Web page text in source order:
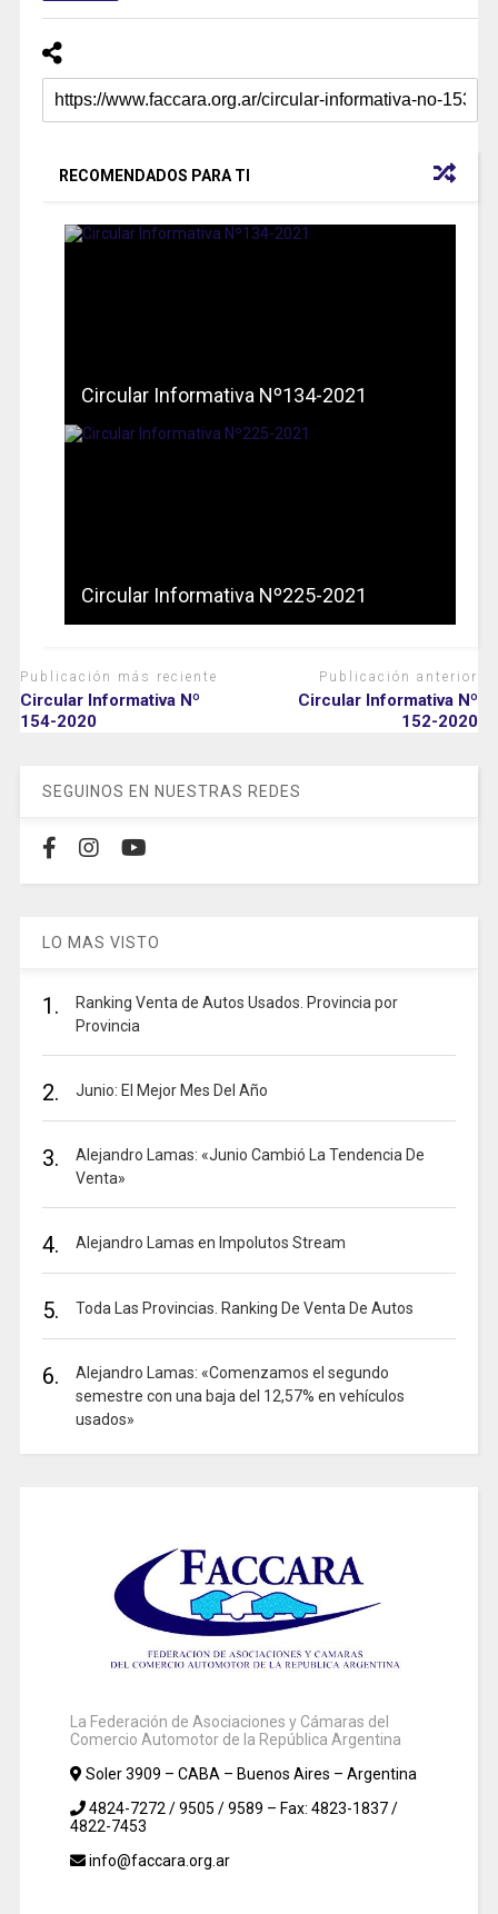
RECOMENDADOS PARA TI
Circular Informativa Nº134-2021
Circular Informativa Nº225-2021
Publicación más reciente
Circular Informativa Nº
154-2020
Publicación anterior
Circular Informativa Nº
152-2020
SEGUINOS EN NUESTRAS REDES
LO MAS VISTO
1.
Ranking Venta de Autos Usados. Provincia por
Provincia
2. Junio: El Mejor Mes Del Año
3.
Alejandro Lamas: «Junio Cambió La Tendencia De
Venta»
4. Alejandro Lamas en Impolutos Stream
5. Toda Las Provincias. Ranking De Venta De Autos
6.
Alejandro Lamas: «Comenzamos el segundo
semestre con una baja del 12,57% en vehículos
usados»
La Federación de Asociaciones y Cámaras del
Comercio Automotor de la República Argentina
Soler 3909 – CABA – Buenos Aires – Argentina
4824-7272 / 9505 / 9589 – Fax: 4823-1837 /
4822-7453
info@faccara.org.ar